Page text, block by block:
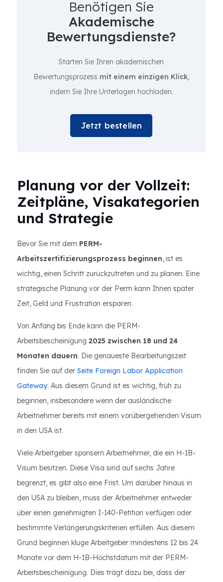
Benötigen Sie
Akademische
Bewertungsdienste?
Starten Sie Ihren akademischen
Bewertungsprozess mit einem einzigen Klick,
indem Sie Ihre Unterlagen hochladen.
Jetzt bestellen
Planung vor der Vollzeit:
Zeitpläne, Visakategorien
und Strategie
Bevor Sie mit dem PERM-
Arbeitszertifizierungsprozess beginnen, ist es
wichtig, einen Schritt zurückzutreten und zu planen. Eine
strategische Planung vor der Perm kann Ihnen später
Zeit, Geld und Frustration ersparen.
Von Anfang bis Ende kann die PERM-
Arbeitsbescheinigung 2025 zwischen 18 und 24
Monaten dauern. Die genaueste Bearbeitungszeit
finden Sie auf der Seite Foreign Labor Application
Gateway. Aus diesem Grund ist es wichtig, früh zu
beginnen, insbesondere wenn der ausländische
Arbeitnehmer bereits mit einem vorübergehenden Visum
in den USA ist.
Viele Arbeitgeber sponsern Arbeitnehmer, die ein H-1B-
Visum besitzen. Diese Visa sind auf sechs Jahre
begrenzt, es gibt also eine Frist. Um darüber hinaus in
den USA zu bleiben, muss der Arbeitnehmer entweder
über einen genehmigten I-140-Petition verfügen oder
bestimmte Verlängerungskriterien erfüllen. Aus diesem
Grund beginnen kluge Arbeitgeber mindestens 12 bis 24
Monate vor dem H-1B-Höchstdatum mit der PERM-
Arbeitsbescheinigung. Dies trägt dazu bei, dass der